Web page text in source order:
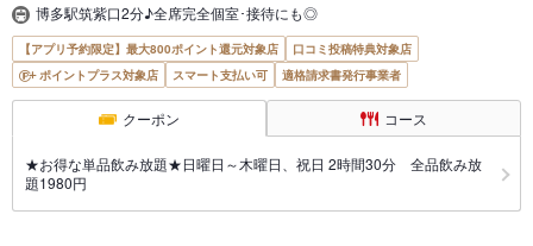
博多駅筑紫口2分♪全席完全個室･接待にも◎
【アプリ予約限定】最大800ポイント還元対象店
口コミ投稿特典対象店
ポイントプラス対象店
スマート支払い可 適格請求書発行事業者
クーポン コース
★お得な単品飲み放題★日曜日～木曜日、祝日 2時間30分 全品飲み放
題1980円